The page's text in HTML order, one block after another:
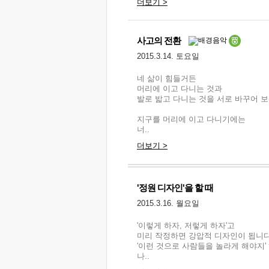
사고의 전환
2015.3.14. 토요일
네 삶이 힘들거든
머리에 이고 다니는 것과
발로 밟고 다니는 것을 서로 바꾸어
지구를 머리에 이고 다니기에는
너..
더보기 >
'정원 디자인'을 할 때
2015.3.16. 월요일
'이렇게 하자, 저렇게 하자'고
미리 작정하면 강압적 디자인이 됩니
'이런 것으로 사람들을 놀라게 해야지'
나..